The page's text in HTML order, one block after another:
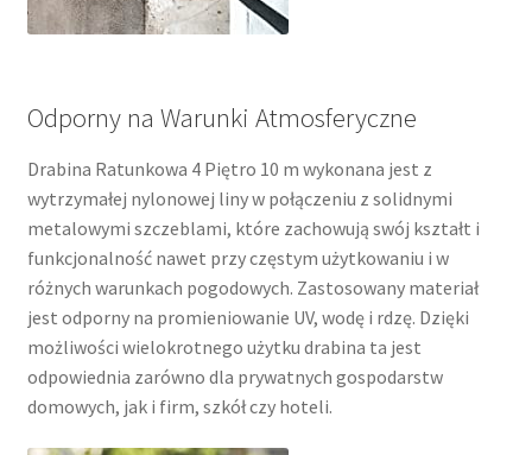
Odporny na Warunki Atmosferyczne
Drabina Ratunkowa 4 Piętro 10 m wykonana jest z
wytrzymałej nylonowej liny w połączeniu z solidnymi
metalowymi szczeblami, które zachowują swój kształt i
funkcjonalność nawet przy częstym użytkowaniu i w
różnych warunkach pogodowych. Zastosowany materiał
jest odporny na promieniowanie UV, wodę i rdzę. Dzięki
możliwości wielokrotnego użytku drabina ta jest
odpowiednia zarówno dla prywatnych gospodarstw
domowych, jak i firm, szkół czy hoteli.